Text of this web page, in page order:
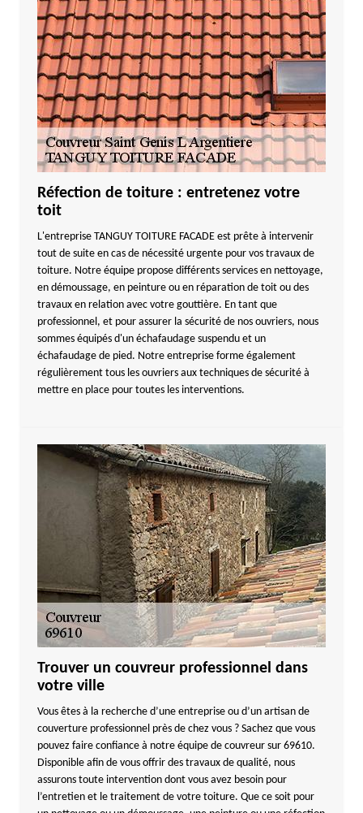
Réfection de toiture : entretenez votre
toit
L'entreprise TANGUY TOITURE FACADE est prête à intervenir
tout de suite en cas de nécessité urgente pour vos travaux de
toiture. Notre équipe propose différents services en nettoyage,
en démoussage, en peinture ou en réparation de toit ou des
travaux en relation avec votre gouttière. En tant que
professionnel, et pour assurer la sécurité de nos ouvriers, nous
sommes équipés d'un échafaudage suspendu et un
échafaudage de pied. Notre entreprise forme également
régulièrement tous les ouvriers aux techniques de sécurité à
mettre en place pour toutes les interventions.
Trouver un couvreur professionnel dans
votre ville
Vous êtes à la recherche d’une entreprise ou d’un artisan de
couverture professionnel près de chez vous ? Sachez que vous
pouvez faire confiance à notre équipe de couvreur sur 69610.
Disponible afin de vous offrir des travaux de qualité, nous
assurons toute intervention dont vous avez besoin pour
l’entretien et le traitement de votre toiture. Que ce soit pour